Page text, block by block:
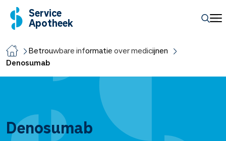
Service
Apotheek
Betrouwbare informatie over medicijnen
Denosumab
Denosumab